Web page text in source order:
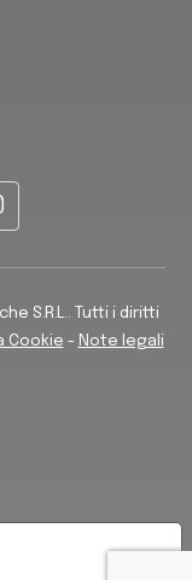
S.R.L.. Tutti i diritti
Cookie - Note legali
PRIVACY